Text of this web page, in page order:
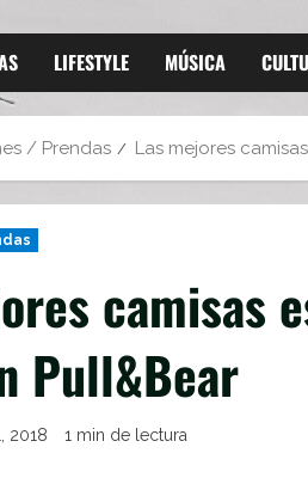
LIFESTYLE MÚSICA
/ Prendas Las mejores
camisas
Pull&Bear
2018 1 min de lectura